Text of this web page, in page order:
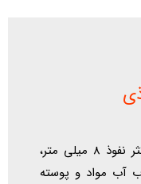
مایع نانو سیلیکات پایه آب با حداکثر نفوذ 8 میلی متر،
آب مواد و پوسته